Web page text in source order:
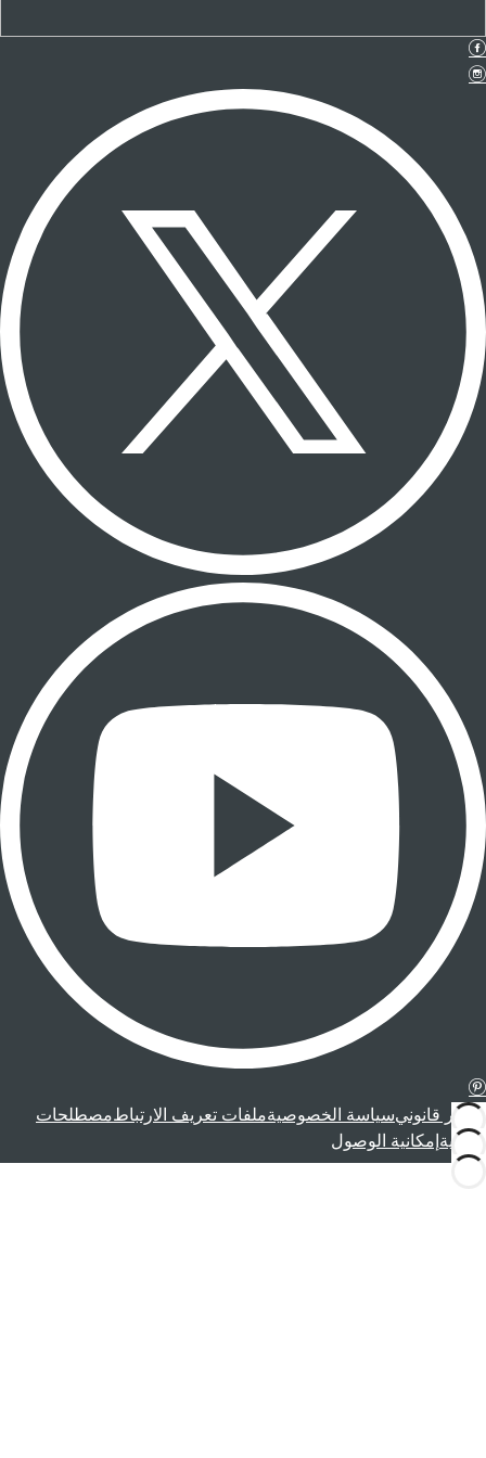
إشعار قانونيسياسة الخصوصيةملفات تعريف الارتباطمصطلحات
قانونية إمكانية الوصول